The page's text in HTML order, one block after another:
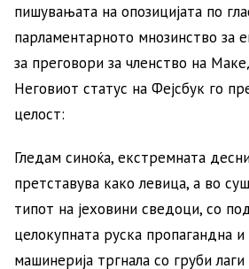
пишувањата на опозицијата по
парламентарното мнозинство за
за преговори за членство на
Неговиот статус на Фејсбук го
целост:
Гледам синоќа, екстремната
претставува како левица, а во
типот на јеховини сведоци, со
целокупната руска пропагандна
машинерија тргнала со груби